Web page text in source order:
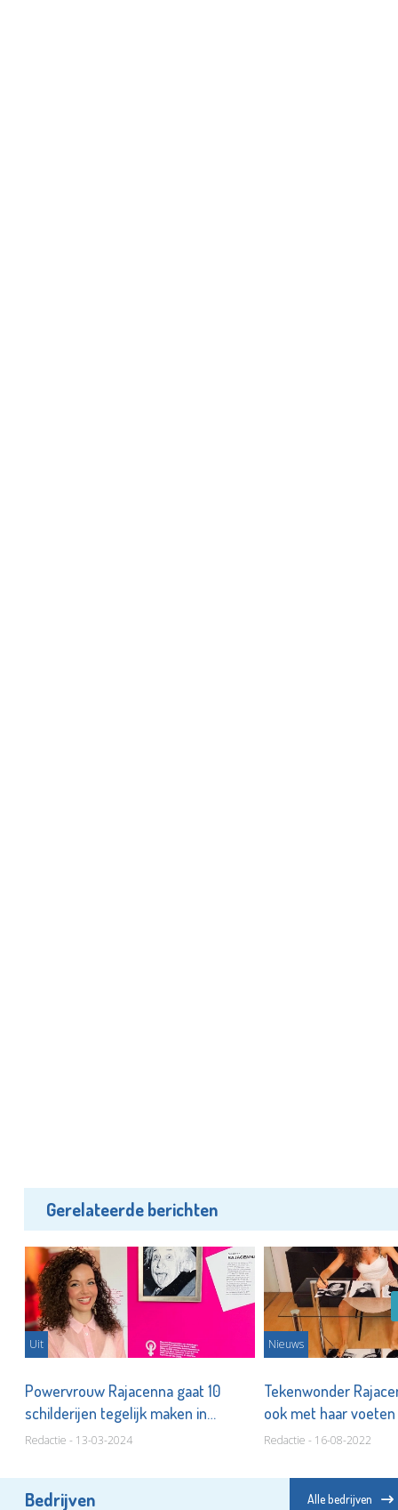
Gerelateerde berichten
Uit
Powervrouw Rajacenna gaat 10
schilderijen tegelijk maken in
Museum Vlaardingen
Redactie - 13-03-2024
Nieuws
Tekenwonder
ook met haar voeten
Redactie - 16-08-2022
Bedrijven Alle bedrijven